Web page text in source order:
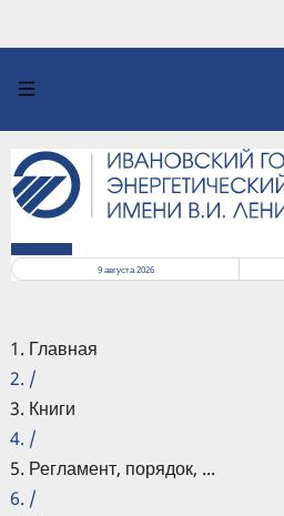
основному
9 августа 2026
Главная
/
Книги
/
Регламент, порядок, ...
/